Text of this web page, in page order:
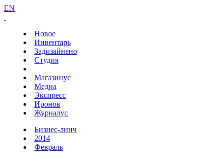
EN
Новое
Инвентарь
Задизайнено
Студия
Магазинус
Медиа
Экспресс
Иронов
Журналус
Бизнес-линч
2014
Февраль